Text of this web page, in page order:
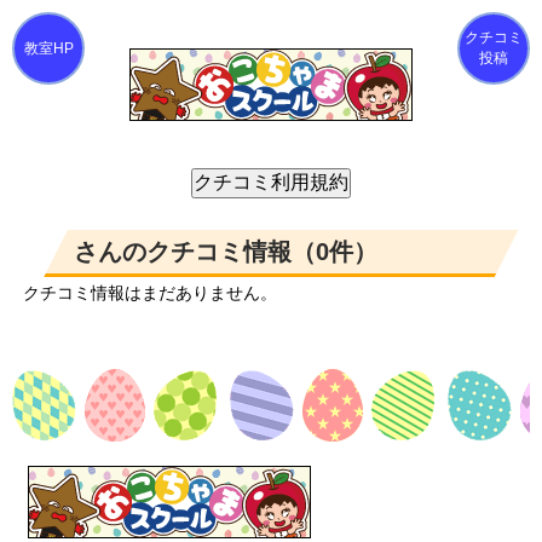
クチコミ
投稿
さんのクチコミ情報（0件）
クチコミ情報はまだありません。